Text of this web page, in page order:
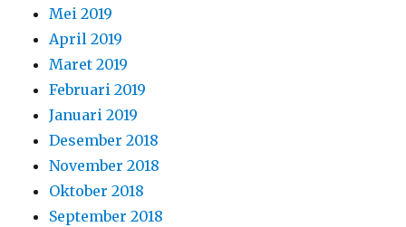
Mei 2019
April 2019
Maret 2019
Februari 2019
Januari 2019
Desember 2018
November 2018
Oktober 2018
September 2018